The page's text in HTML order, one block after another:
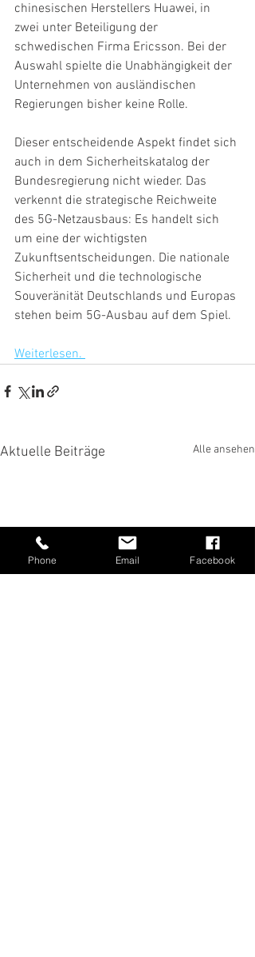
chinesischen Herstellers Huawei, in
zwei unter Beteiligung der
schwedischen Firma Ericsson. Bei der
Auswahl spielte die Unabhängigkeit der
Unternehmen von ausländischen
Regierungen bisher keine Rolle.
Dieser entscheidende Aspekt findet sich
auch in dem Sicherheitskatalog der
Bundesregierung nicht wieder. Das
verkennt die strategische Reichweite
des 5G-Netzausbaus: Es handelt sich
um eine der wichtigsten
Zukunftsentscheidungen. Die nationale
Sicherheit und die technologische
Souveränität Deutschlands und Europas
stehen beim 5G-Ausbau auf dem Spiel.
Weiterlesen.
Aktuelle Beiträge Alle ansehen
Phone Email Facebook